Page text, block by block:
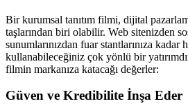
Bir kurumsal tanıtım filmi, dijital
taşlarından biri olabilir. Web sitenizden
sunumlarınızdan fuar stantlarınıza kadar
kullanabileceğiniz çok yönlü bir
filmin markanıza katacağı değerler:
Güven ve Kredibilite İnşa Eder